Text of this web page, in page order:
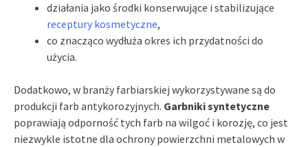
działania jako środki konserwujące i stabilizujące
receptury kosmetyczne,
co znacząco wydłuża okres ich przydatności do
użycia.
Dodatkowo, w branży farbiarskiej wykorzystywane są do
produkcji farb antykorozyjnych. Garbniki syntetyczne
poprawiają odporność tych farb na wilgoć i korozję, co jest
niezwykle istotne dla ochrony powierzchni metalowych w